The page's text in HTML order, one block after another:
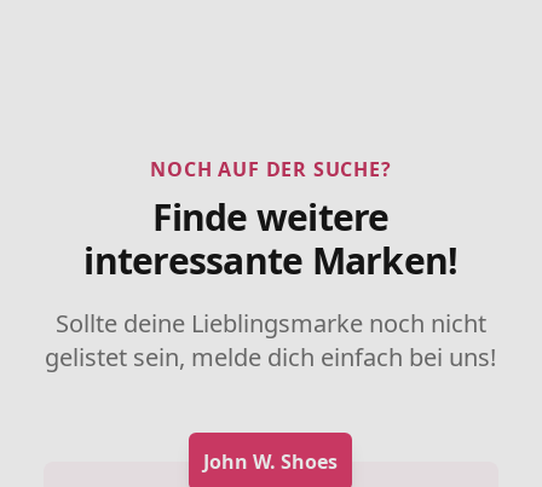
NOCH AUF DER SUCHE?
Finde weitere
interessante Marken!
Sollte deine Lieblingsmarke noch nicht
gelistet sein, melde dich einfach bei uns!
John W. Shoes